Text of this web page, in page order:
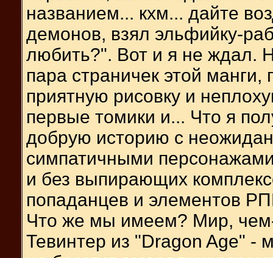
названием... кхм... дайте
демонов, взял эльфийку-
любить?". Вот и я не ждал.
пара страничек этой
приятную рисовку и
первые томики и... Что я
добрую историю с
симпатичными
и без выпирающих
попаданцев и элементов
Что же мы имеем? Мир,
Тевинтер из "Dragon Age" -